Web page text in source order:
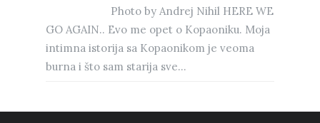
Photo by Andrej Nihil HERE WE
GO AGAIN.. Evo me opet o Kopaoniku. Moja
intimna istorija sa Kopaonikom je veoma
burna i što sam starija sve...